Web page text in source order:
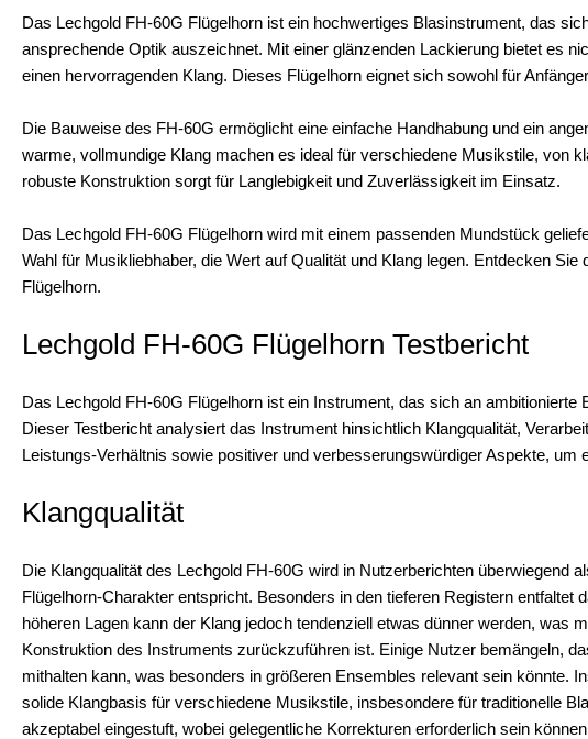
Das Lechgold FH-60G Flügelhorn ist ein hochwertiges Blasinstrument, das
ansprechende Optik auszeichnet. Mit einer glänzenden Lackierung bietet es
einen hervorragenden Klang. Dieses Flügelhorn eignet sich sowohl für
Die Bauweise des FH-60G ermöglicht eine einfache Handhabung und ein
warme, vollmundige Klang machen es ideal für verschiedene Musikstile, von
robuste Konstruktion sorgt für Langlebigkeit und Zuverlässigkeit im Einsatz.
Das Lechgold FH-60G Flügelhorn wird mit einem passenden Mundstück
Wahl für Musikliebhaber, die Wert auf Qualität und Klang legen. Entdecken
Flügelhorn.
Lechgold FH-60G Flügelhorn Testbericht
Das Lechgold FH-60G Flügelhorn ist ein Instrument, das sich an
Dieser Testbericht analysiert das Instrument hinsichtlich Klangqualität,
Leistungs-Verhältnis sowie positiver und verbesserungswürdiger Aspekte, um
Klangqualität
Die Klangqualität des Lechgold FH-60G wird in Nutzerberichten überwiegend
Flügelhorn-Charakter entspricht. Besonders in den tieferen Registern entfaltet
höheren Lagen kann der Klang jedoch tendenziell etwas dünner werden, was
Konstruktion des Instruments zurückzuführen ist. Einige Nutzer bemängeln,
mithalten kann, was besonders in größeren Ensembles relevant sein könnte.
solide Klangbasis für verschiedene Musikstile, insbesondere für traditionelle
akzeptabel eingestuft, wobei gelegentliche Korrekturen erforderlich sein